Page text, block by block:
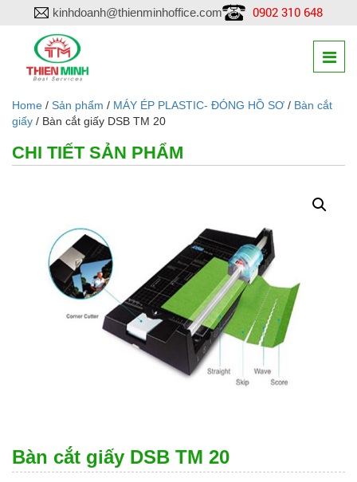
kinhdoanh@thienminhoffice.com 0902 310 648
Home / Sản phẩm / MÁY ÉP PLASTIC- ĐÓNG HỒ SƠ / Bàn cắt
giấy / Bàn cắt giấy DSB TM 20
CHI TIẾT SẢN PHẨM
Bàn cắt giấy DSB TM 20